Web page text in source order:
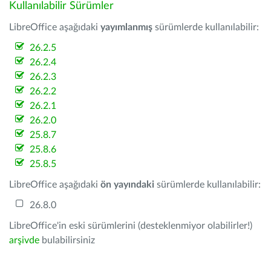
Kullanılabilir Sürümler
LibreOffice aşağıdaki yayımlanmış sürümlerde kullanılabilir:
26.2.5
26.2.4
26.2.3
26.2.2
26.2.1
26.2.0
25.8.7
25.8.6
25.8.5
LibreOffice aşağıdaki ön yayındaki sürümlerde kullanılabilir:
26.8.0
LibreOffice'in eski sürümlerini (desteklenmiyor olabilirler!)
arşivde bulabilirsiniz